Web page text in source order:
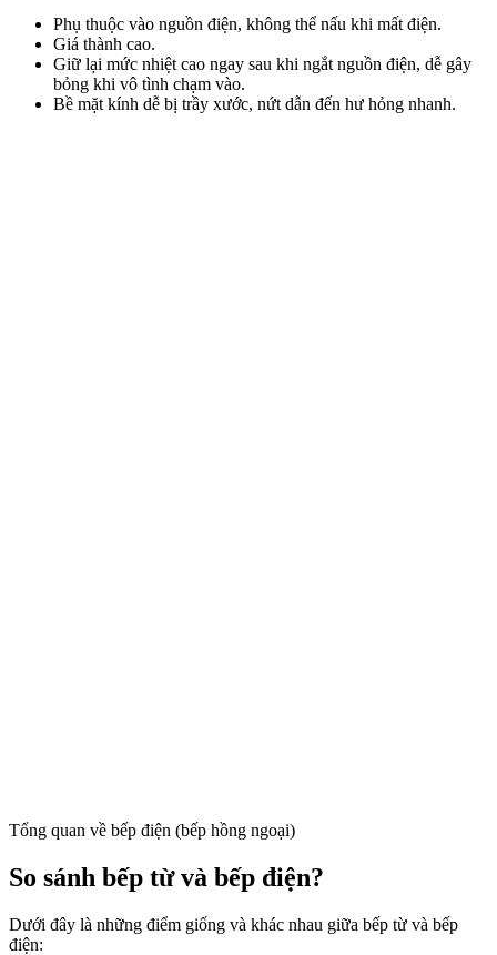
Phụ thuộc vào nguồn điện, không thể nấu khi mất điện.
Giá thành cao.
Giữ lại mức nhiệt cao ngay sau khi ngắt nguồn điện, dễ gây
bỏng khi vô tình chạm vào.
Bề mặt kính dễ bị trầy xước, nứt dẫn đến hư hỏng nhanh.
Tổng quan về bếp điện (bếp hồng ngoại)
So sánh bếp từ và bếp điện?
Dưới đây là những điểm giống và khác nhau giữa bếp từ và bếp
điện: